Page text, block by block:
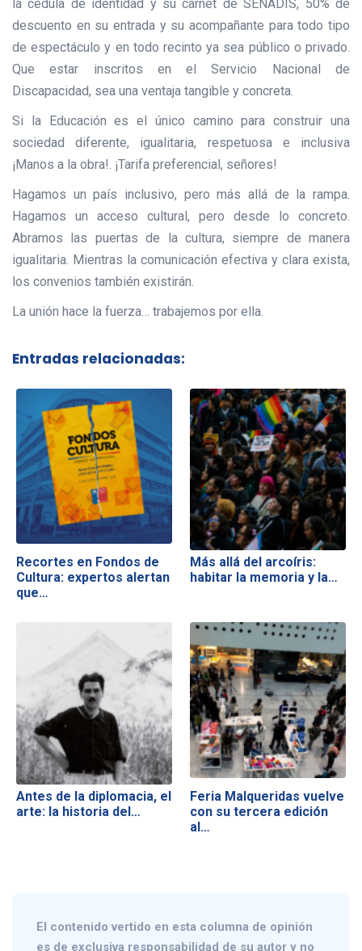
la cédula de identidad y su carnet de SENADIS, 50% de
descuento en su entrada y su acompañante para todo tipo
de espectáculo y en todo recinto ya sea público o privado.
Que estar inscritos en el Servicio Nacional de
Discapacidad, sea una ventaja tangible y concreta.
Si la Educación es el único camino para construir una
sociedad diferente, igualitaria, respetuosa e inclusiva
¡Manos a la obra!. ¡Tarifa preferencial, señores!
Hagamos un país inclusivo, pero más allá de la rampa.
Hagamos un acceso cultural, pero desde lo concreto.
Abramos las puertas de la cultura, siempre de manera
igualitaria. Mientras la comunicación efectiva y clara exista,
los convenios también existirán.
La unión hace la fuerza… trabajemos por ella.
Entradas relacionadas:
Recortes en Fondos de
Cultura: expertos alertan
que…
Más allá del arcoíris:
habitar la memoria y la…
Antes de la diplomacia, el
arte: la historia del…
Feria Malqueridas vuelve
con su tercera edición
al…
El contenido vertido en esta columna de opinión
es de exclusiva responsabilidad de su autor y no